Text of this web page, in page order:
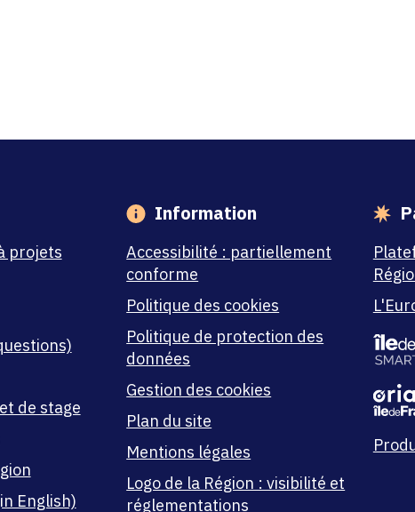
projets
de stage
English)
Information
Accessibilité : partiellement
conforme
Politique des cookies
Politique de protection des
données
Gestion des cookies
Plan du site
Mentions légales
Logo de la Région : visibilité et
réglementations